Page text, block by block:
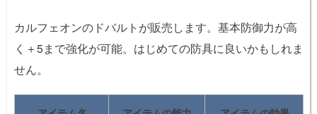
カルフェオンのドバルトが販売します。基本防御力が高
く＋5まで強化が可能。はじめての防具に良いかもしれま
せん。